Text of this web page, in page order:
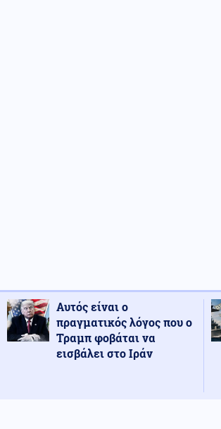
Αυτός είναι ο
πραγματικός λόγος που ο
Τραμπ φοβάται να
εισβάλει στο Ιράν